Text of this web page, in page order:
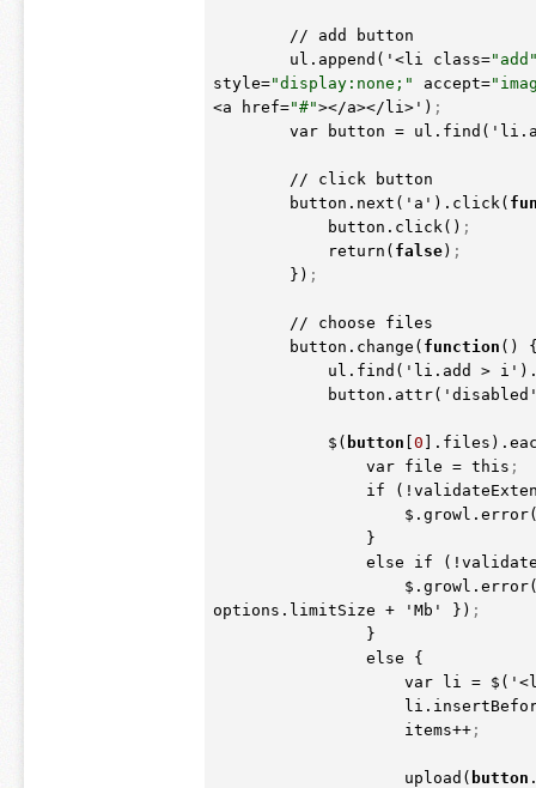
        ul.append
( '<li class=
style="display:none;" accept=
<a href="#"></a></li>') ;
        var button = ul.find
(
        button.next
( 'a') .click (
            button.click
( ) ;
            return
( false) ;
        })
;
        button.change
( function ( )
            ul.find
( 'li.add > i')
            button.attr
(
            $
( button [0 ].files)
                var file = this
;
                if
(
                    $.growl.error
                else if
(
                    $.growl.error
options.limitSize + 'Mb' }) ;
                    var li = $
(
                    items++
;
                    upload
( button